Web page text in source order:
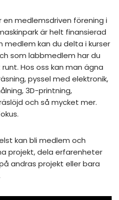
en medlemsdriven förening i
är helt finansierad
medlem kan du delta i kurser
som labbmedlem har du
Hos oss kan man ägna
pyssel med elektronik,
3D-printning,
och så mycket mer.
kan bli medlem och
projekt, dela erfarenheter
andras projekt eller bara